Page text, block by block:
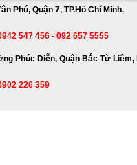
Phú, Quận 7, TP.Hồ Chí Minh.
547 456 - 092 657 5555
Phúc Diễn, Quận Bắc Từ Liêm,
226 359